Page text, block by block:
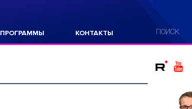
ПРОГРАММЫ КОНТАКТЫ ПОИСК